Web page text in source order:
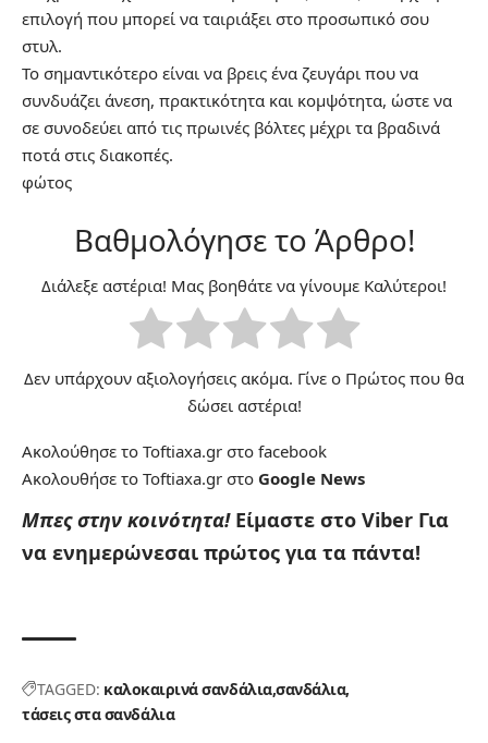
επιλογή που μπορεί να ταιριάξει στο προσωπικό σου
στυλ.
Το σημαντικότερο είναι να βρεις ένα ζευγάρι που να
συνδυάζει άνεση, πρακτικότητα και κομψότητα, ώστε να
σε συνοδεύει από τις πρωινές βόλτες μέχρι τα βραδινά
ποτά στις διακοπές.
φώτος
Βαθμολόγησε το Άρθρο!
Διάλεξε αστέρια! Μας βοηθάτε να γίνουμε Καλύτεροι!
Δεν υπάρχουν αξιολογήσεις ακόμα. Γίνε ο Πρώτος που θα
δώσει αστέρια!
Ακολούθησε το Toftiaxa.gr στο facebook
Ακολουθήσε το Toftiaxa.gr στο Google News
Μπες στην κοινότητα! Είμαστε στο Viber Για
να ενημερώνεσαι πρώτος για τα πάντα!
TAGGED: καλοκαιρινά σανδάλιασανδάλια
τάσεις στα σανδάλια